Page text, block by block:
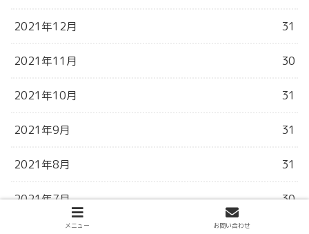
2021年12月 31
2021年11月 30
2021年10月 31
2021年9月 31
2021年8月 31
2021年7月 30
メニュー お問い合わせ